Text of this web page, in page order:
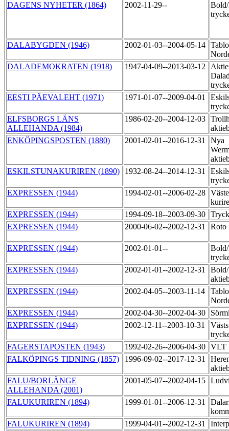
DAGENS NYHETER (1864)
2002-11-29--
DALABYGDEN (1946) 2002-01-03--2004-05-14
DALADEMOKRATEN (1918)
1947-04-09--2013-03-12
EESTI PÄEVALEHT (1971)
1971-01-07--2009-04-01
ELFSBORGS LÄNS
ALLEHANDA (1984)
1986-02-20--2004-12-03
ENKÖPINGSPOSTEN (1880)
2001-02-01--2016-12-31
Nya
ESKILSTUNAKURIREN (1890)
1932-08-24--2014-12-31
EXPRESSEN (1944)
1994-02-01--2006-02-28
EXPRESSEN (1944)
1994-09-18--2003-09-30
EXPRESSEN (1944)
2000-06-02--2002-12-31 Roto
EXPRESSEN (1944) 2002-01-01--
EXPRESSEN (1944)
2002-01-01--2002-12-31
EXPRESSEN (1944)
2002-04-05--2003-11-14
EXPRESSEN (1944)
2002-04-30--2002-04-30
EXPRESSEN (1944)
2002-12-11--2003-10-31
FAGERSTAPOSTEN (1943)
1992-02-26--2006-04-30 VLT
FALKÖPINGS TIDNING (1857)
1996-09-02--2017-12-31
FALU/BORLÄNGE
ALLEHANDA (2001)
2001-05-07--2002-04-15
FALUKURIREN (1894) 1999-01-01--2006-12-31
FALUKURIREN (1894)
1999-04-01--2002-12-31